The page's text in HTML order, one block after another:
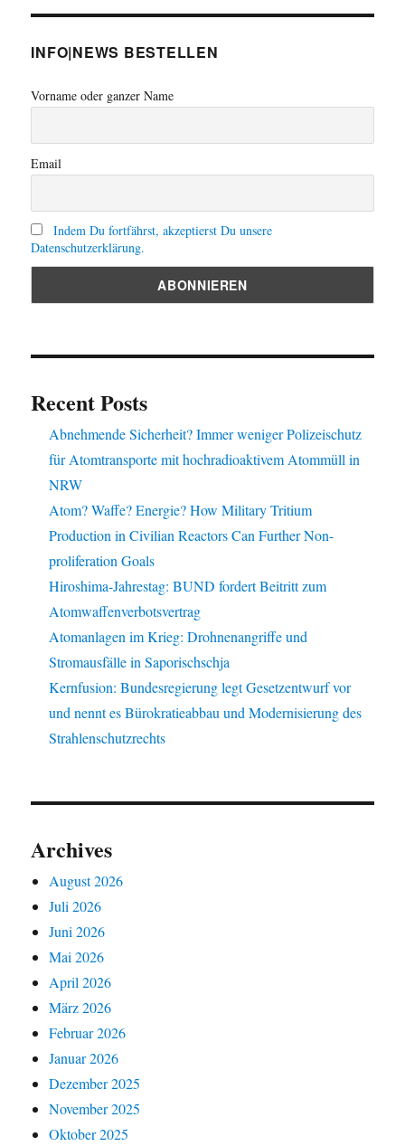
INFO|NEWS BESTELLEN
Vorname oder ganzer Name
Email
Indem Du fortfährst, akzeptierst Du unsere
Datenschutzerklärung.
Recent Posts
Abnehmende Sicherheit? Immer weniger Polizeischutz
für Atomtransporte mit hochradioaktivem Atommüll in
NRW
Atom? Waffe? Energie? How Military Tritium
Production in Civilian Reactors Can Further Non-
proliferation Goals
Hiroshima-Jahrestag: BUND fordert Beitritt zum
Atomwaffenverbotsvertrag
Atomanlagen im Krieg: Drohnenangriffe und
Stromausfälle in Saporischschja
Kernfusion: Bundesregierung legt Gesetzentwurf vor
und nennt es Bürokratieabbau und Modernisierung des
Strahlenschutzrechts
Archives
August 2026
Juli 2026
Juni 2026
Mai 2026
April 2026
März 2026
Februar 2026
Januar 2026
Dezember 2025
November 2025
Oktober 2025